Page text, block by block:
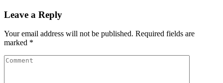
Leave a Reply
Your email address will not be published. Required fields are
marked *